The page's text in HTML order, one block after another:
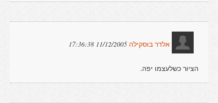
אלדר בוסקילה 11/12/2005 17:36:38
הציור כשלעצמו יפה.